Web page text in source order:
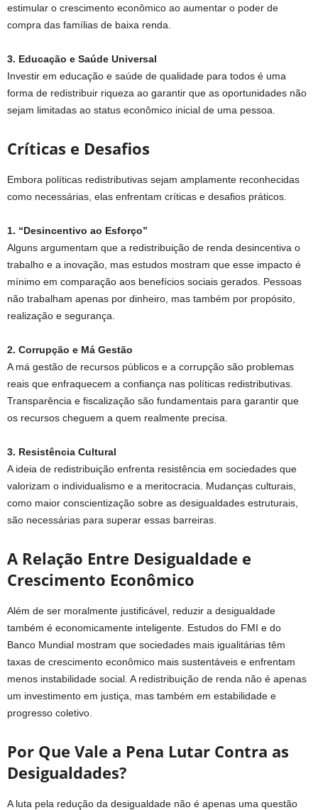
estimular o crescimento econômico ao aumentar o poder de
compra das famílias de baixa renda.
3. Educação e Saúde Universal
Investir em educação e saúde de qualidade para todos é uma
forma de redistribuir riqueza ao garantir que as oportunidades não
sejam limitadas ao status econômico inicial de uma pessoa.
Críticas e Desafios
Embora políticas redistributivas sejam amplamente reconhecidas
como necessárias, elas enfrentam críticas e desafios práticos.
1. “Desincentivo ao Esforço”
Alguns argumentam que a redistribuição de renda desincentiva o
trabalho e a inovação, mas estudos mostram que esse impacto é
mínimo em comparação aos benefícios sociais gerados. Pessoas
não trabalham apenas por dinheiro, mas também por propósito,
realização e segurança.
2. Corrupção e Má Gestão
A má gestão de recursos públicos e a corrupção são problemas
reais que enfraquecem a confiança nas políticas redistributivas.
Transparência e fiscalização são fundamentais para garantir que
os recursos cheguem a quem realmente precisa.
3. Resistência Cultural
A ideia de redistribuição enfrenta resistência em sociedades que
valorizam o individualismo e a meritocracia. Mudanças culturais,
como maior conscientização sobre as desigualdades estruturais,
são necessárias para superar essas barreiras.
A Relação Entre Desigualdade e
Crescimento Econômico
Além de ser moralmente justificável, reduzir a desigualdade
também é economicamente inteligente. Estudos do FMI e do
Banco Mundial mostram que sociedades mais igualitárias têm
taxas de crescimento econômico mais sustentáveis e enfrentam
menos instabilidade social. A redistribuição de renda não é apenas
um investimento em justiça, mas também em estabilidade e
progresso coletivo.
Por Que Vale a Pena Lutar Contra as
Desigualdades?
A luta pela redução da desigualdade não é apenas uma questão